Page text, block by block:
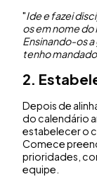
"Ide e fazei
os em nome do
Ensinando-os a
tenho
2.
Depois de
do calendário
estabelecer o
Comece
prioridades,
equipe.